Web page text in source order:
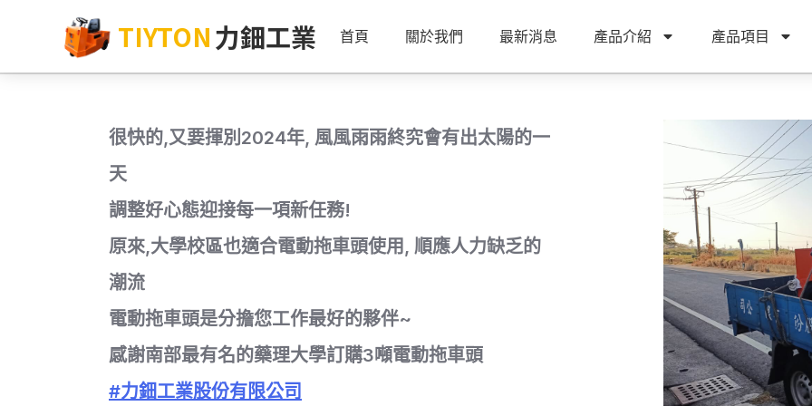
TIYTON力鈿工業 首頁 關於我們 最新消息 產品介紹 產品項目
很快的,又要揮別2024年, 風風雨雨終究會有出太陽的一
天
調整好心態迎接每一項新任務!
原來,大學校區也適合電動拖車頭使用, 順應人力缺乏的
潮流
電動拖車頭是分擔您工作最好的夥伴~
感謝南部最有名的藥理大學訂購3噸電動拖車頭
#力鈿工業股份有限公司